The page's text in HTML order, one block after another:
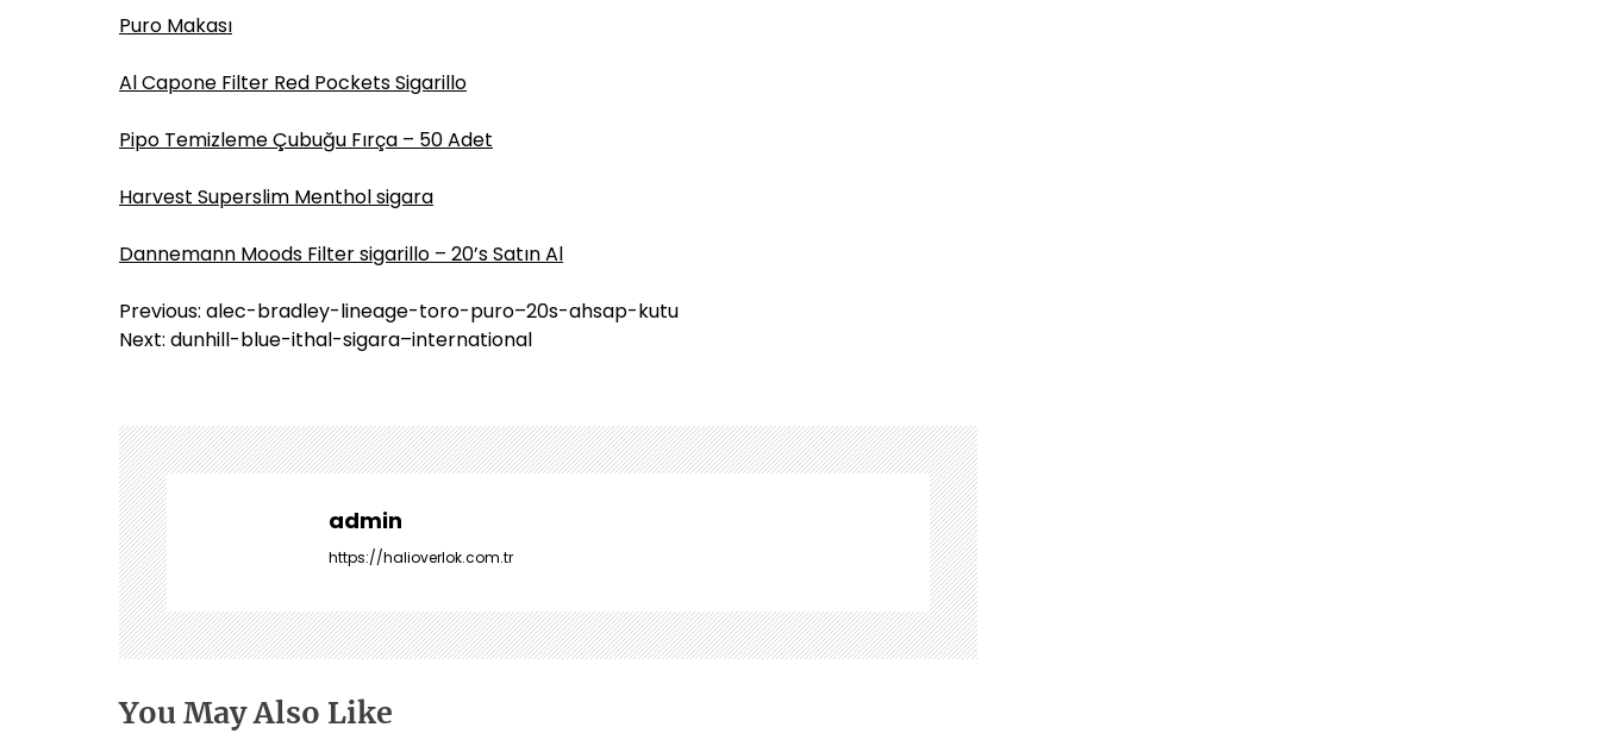
Puro Makası
Al Capone Filter Red Pockets Sigarillo
Pipo Temizleme Çubuğu Fırça – 50 Adet
Harvest Superslim Menthol sigara
Dannemann Moods Filter sigarillo – 20’s Satın Al
Y
a
g
e
z
i
n
m
e
s
i
Previous: alec-bradley-lineage-toro-puro–20s-ahsap-kutu
Next: dunhill-blue-ithal-sigara–international
admin
https://halioverlok.com.tr
You May Also Like